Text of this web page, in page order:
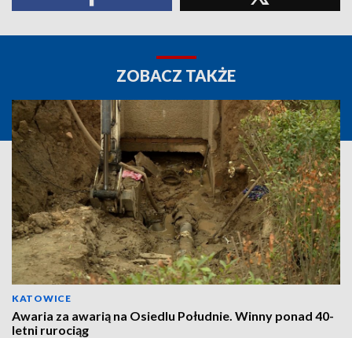
ZOBACZ TAKŻE
KATOWICE
Awaria za awarią na Osiedlu Południe. Winny ponad 40-
letni rurociąg